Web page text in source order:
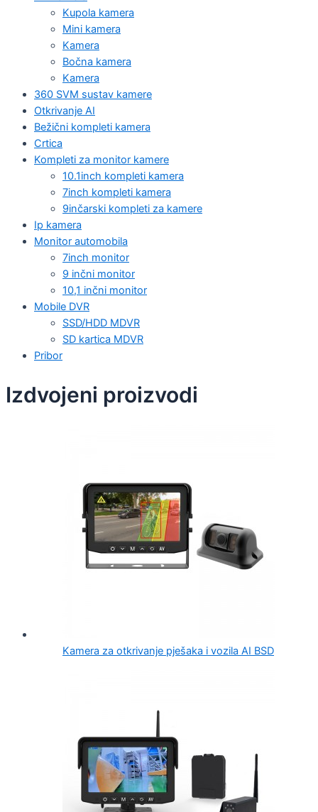
Kupola kamera
Mini kamera
Kamera
Bočna kamera
Kamera
360 SVM sustav kamere
Otkrivanje AI
Bežični kompleti kamera
Crtica
Kompleti za monitor kamere
10.1inch kompleti kamera
7inch kompleti kamera
9inčarski kompleti za kamere
Ip kamera
Monitor automobila
7inch monitor
9 inčni monitor
10,1 inčni monitor
Mobile DVR
SSD/HDD MDVR
SD kartica MDVR
Pribor
Izdvojeni proizvodi
Kamera za otkrivanje pješaka i vozila AI BSD